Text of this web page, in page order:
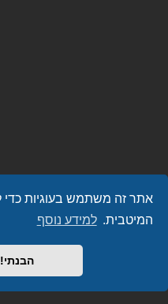
אתר זה משתמש בעוגיות כדי
המיטבית. למידע נוסף
הבנתי!